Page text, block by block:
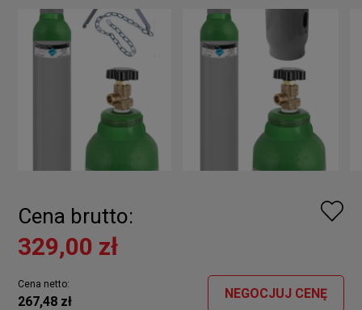
Cena brutto:
329,00 zł
Cena netto:
267,48 zł
NEGOCJUJ CENĘ